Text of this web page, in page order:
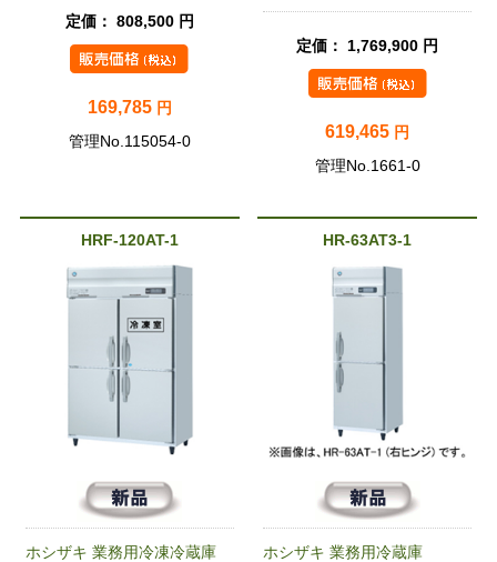
定価： 808,500 円
169,785 円
管理No.115054-0
定価： 1,769,900 円
619,465 円
管理No.1661-0
HRF-120AT-1
ホシザキ 業務用冷凍冷蔵庫
HR-63AT3-1
ホシザキ 業務用冷蔵庫